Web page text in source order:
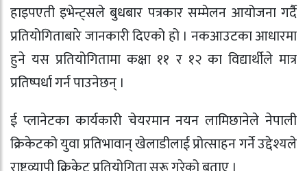
हाइपएती इभेन्ट्सले बुधबार पत्रकार सम्मेलन आयोजना गर्दै
प्रतियोगिताबारे जानकारी दिएको हो । नकआउटका आधारमा
हुने यस प्रतियोगितामा कक्षा ११ र १२ का विद्यार्थीले मात्र
प्रतिष्पर्धा गर्न पाउनेछन् ।
ई प्लानेटका कार्यकारी चेयरमान नयन लामिछानेले नेपाली
क्रिकेटको युवा प्रतिभावान् खेलाडीलाई प्रोत्साहन गर्ने उद्देश्यले